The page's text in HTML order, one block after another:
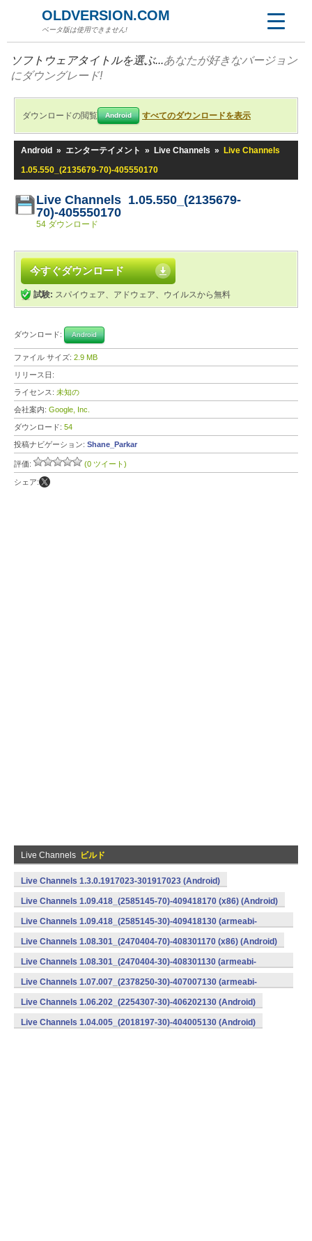
OLDVERSION.COM
ベータ版は使用できません!
ソフトウェアタイトルを選ぶ...あなたが好きなバージョン
にダウングレード!
ダウンロードの閲覧 Android すべてのダウンロードを表示
Android » エンターテイメント » Live Channels »
Live Channels
1.05.550_(2135679-70)-405550170
Live Channels 1.05.550_(2135679-
70)-405550170
54 ダウンロード
今すぐダウンロード
試験: スパイウェア、アドウェア、ウイルスから無料
ダウンロード: Android
ファイル サイズ: 2.9 MB
リリース日:
ライセンス: 未知の
会社案内: Google, Inc.
ダウンロード: 54
投稿ナビゲーション: Shane_Parkar
評価: (0 ツイート)
シェア:
Live Channels ビルド
Live Channels 1.3.0.1917023-301917023 (Android)
Live Channels 1.09.418_(2585145-70)-409418170 (x86) (Android)
Live Channels 1.09.418_(2585145-30)-409418130 (armeabi-
v7a) (Android)
Live Channels 1.08.301_(2470404-70)-408301170 (x86) (Android)
Live Channels 1.08.301_(2470404-30)-408301130 (armeabi-
v7a) (Android)
Live Channels 1.07.007_(2378250-30)-407007130 (armeabi-
v7a) (Android)
Live Channels 1.06.202_(2254307-30)-406202130 (Android)
Live Channels 1.04.005_(2018197-30)-404005130 (Android)